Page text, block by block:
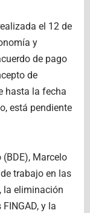
el 12 de
y
de pago
de
hasta la fecha
está pendiente
(BDE), Marcelo
trabajo en las
la eliminación
y la